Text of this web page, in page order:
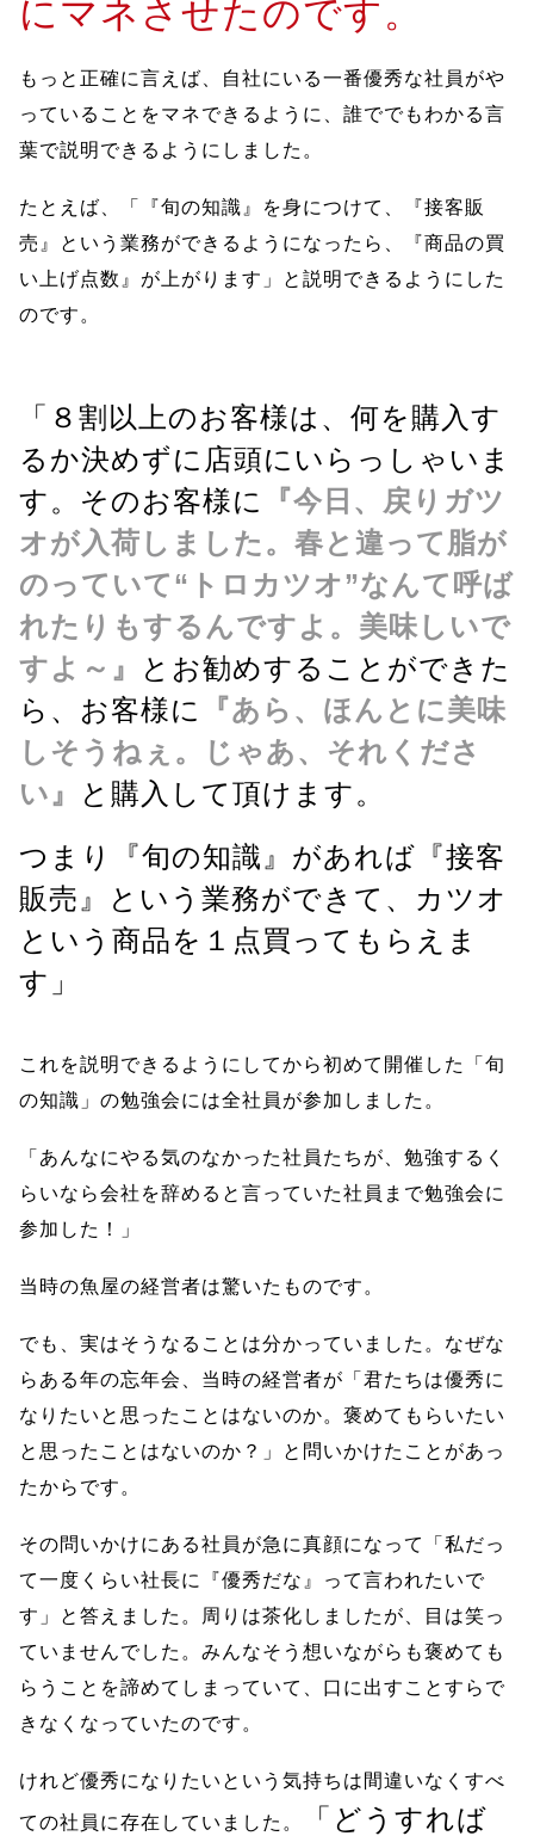
にマネさせたのです。
もっと正確に言えば、自社にいる一番優秀な社員がや
っていることをマネできるように、誰ででもわかる言
葉で説明できるようにしました。
たとえば、「『旬の知識』を身につけて、『接客販
売』という業務ができるようになったら、『商品の買
い上げ点数』が上がります」と説明できるようにした
のです。
「８割以上のお客様は、何を購入す
るか決めずに店頭にいらっしゃいま
す。そのお客様に
『今日、戻りガツ
オが入荷しました。春と違って脂が
のっていて“トロカツオ”なんて呼ば
れたりもするんですよ。美味しいで
すよ～』
とお勧めすることができた
ら、お客様に
『あら、ほんとに美味
しそうねぇ。じゃあ、それくださ
い』
と購入して頂けます。
つまり『旬の知識』があれば『接客
販売』という業務ができて、カツオ
という商品を１点買ってもらえま
す」
これを説明できるようにしてから初めて開催した「旬
の知識」の勉強会には全社員が参加しました。
「あんなにやる気のなかった社員たちが、勉強するく
らいなら会社を辞めると言っていた社員まで勉強会に
参加した！」
当時の魚屋の経営者は驚いたものです。
でも、実はそうなることは分かっていました。なぜな
らある年の忘年会、当時の経営者が「君たちは優秀に
なりたいと思ったことはないのか。褒めてもらいたい
と思ったことはないのか？」と問いかけたことがあっ
たからです。
その問いかけにある社員が急に真顔になって「私だっ
て一度くらい社長に『優秀だな』って言われたいで
す」と答えました。周りは茶化しましたが、目は笑っ
ていませんでした。みんなそう想いながらも褒めても
らうことを諦めてしまっていて、口に出すことすらで
きなくなっていたのです。
けれど優秀になりたいという気持ちは間違いなくすべ
ての社員に存在していました。
「どうすれば